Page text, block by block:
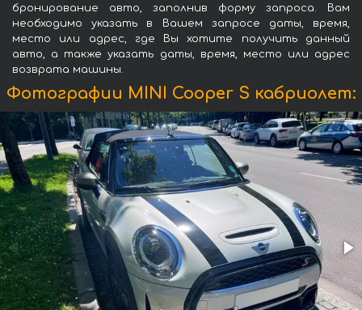
бронирование авто, заполнив форму запроса. Вам
необходимо указать в Вашем запросе даты, время,
место или адрес, где Вы хотите получить данный
авто, а также указать даты, время, место или адрес
возврата машины.
Фотографии MINI Cooper S кабриолет: